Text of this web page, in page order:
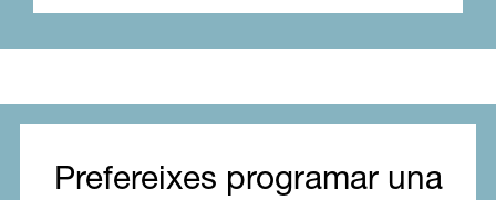
Prefereixes programar una